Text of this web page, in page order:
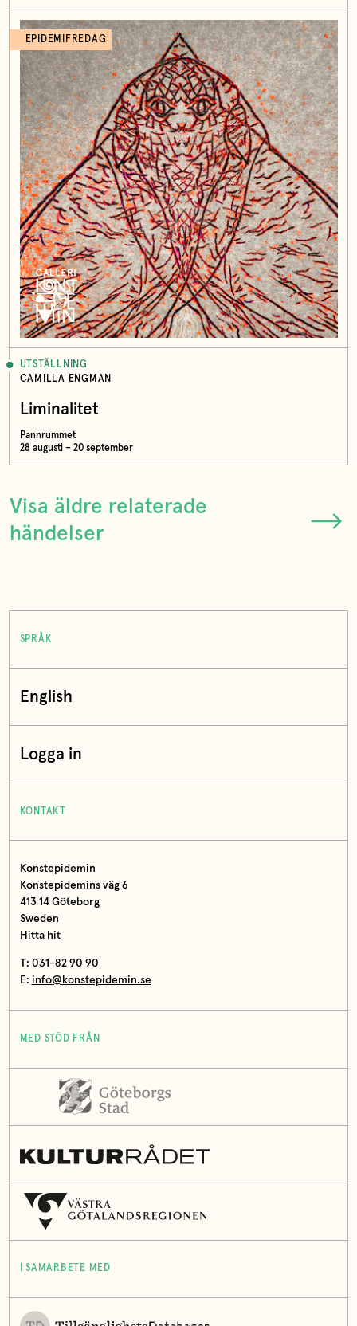
EPIDEMIFREDAG
UTSTÄLLNING
CAMILLA ENGMAN
Liminalitet
Pannrummet
28 augusti – 20 september
Visa äldre relaterade
händelser
SPRÅK
English
Logga in
KONTAKT
Konstepidemin
Konstepidemins väg 6
413 14 Göteborg
Sweden
Hitta hit
T: 031-82 90 90
E: info@konstepidemin.se
MED STÖD FRÅN
I SAMARBETE MED